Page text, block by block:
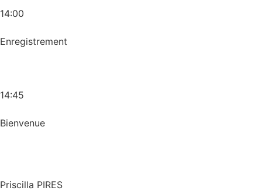
14:00
Enregistrement
14:45
Bienvenue
Priscilla PIRES